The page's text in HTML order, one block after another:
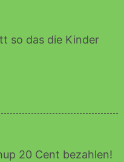
so das die Kinder
20 Cent bezahlen!